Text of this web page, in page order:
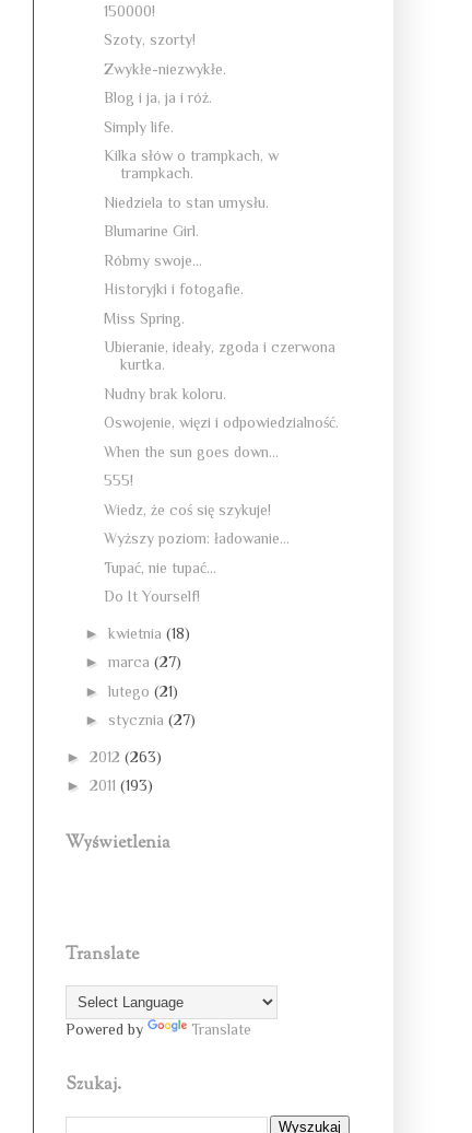
150000!
Szoty, szorty!
Zwykłe-niezwykłe.
Blog i ja, ja i róż.
Simply life.
Kilka słów o trampkach, w
trampkach.
Niedziela to stan umysłu.
Blumarine Girl.
Róbmy swoje...
Historyjki i fotogafie.
Miss Spring.
Ubieranie, ideały, zgoda i czerwona
kurtka.
Nudny brak koloru.
Oswojenie, więzi i odpowiedzialność.
When the sun goes down...
555!
Wiedz, że coś się szykuje!
Wyższy poziom: ładowanie...
Tupać, nie tupać...
Do It Yourself!
► kwietnia (18)
► marca (27)
► lutego (21)
► stycznia (27)
► 2012 (263)
► 2011 (193)
Wyświetlenia
Translate
Powered by Translate
Szukaj.